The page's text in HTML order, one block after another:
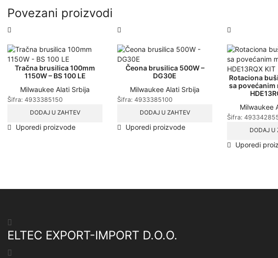
Povezani proizvodi
Tračna brusilica 100mm
1150W – BS 100 LE
Milwaukee Alati Srbija
Šifra: 4933385150
DODAJ U ZAHTEV
Uporedi proizvode
Čeona brusilica 500W –
DG30E
Milwaukee Alati Srbija
Šifra: 4933385100
DODAJ U ZAHTEV
Uporedi proizvode
Rotaciona
sa povećanim
Milwaukee
Šifra:
DODAJ U
Uporedi
ELTEC EXPORT-IMPORT D.O.O.